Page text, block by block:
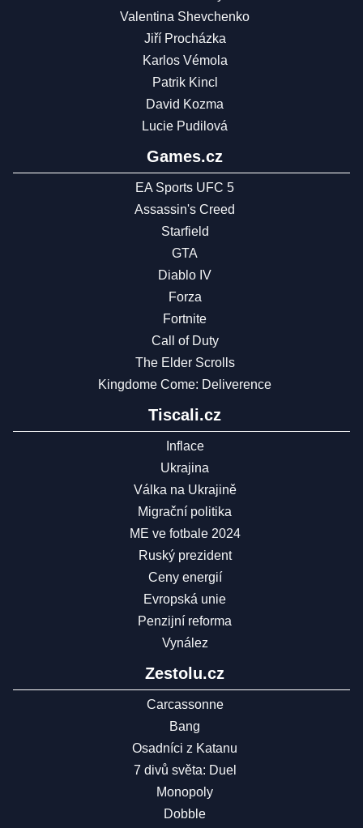
Valentina Shevchenko
Jiří Procházka
Karlos Vémola
Patrik Kincl
David Kozma
Lucie Pudilová
Games.cz
EA Sports UFC 5
Assassin's Creed
Starfield
GTA
Diablo IV
Forza
Fortnite
Call of Duty
The Elder Scrolls
Kingdome Come: Deliverence
Tiscali.cz
Inflace
Ukrajina
Válka na Ukrajině
Migrační politika
ME ve fotbale 2024
Ruský prezident
Ceny energií
Evropská unie
Penzijní reforma
Vynález
Zestolu.cz
Carcassonne
Bang
Osadníci z Katanu
7 divů světa: Duel
Monopoly
Dobble